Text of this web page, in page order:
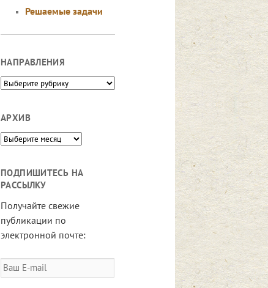
Решаемые задачи
НАПРАВЛЕНИЯ
Направления
АРХИВ
Архив
ПОДПИШИТЕСЬ НА
РАССЫЛКУ
Получайте свежие
публикации по
электронной почте:
Ваш
E-